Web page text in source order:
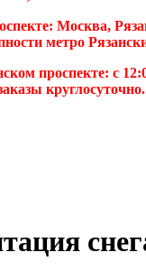
Москва,
метро
проспекте: